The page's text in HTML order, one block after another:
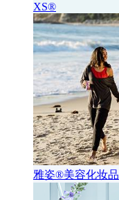
XS®
雅姿®美容化妆品